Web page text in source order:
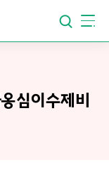
심이수제비